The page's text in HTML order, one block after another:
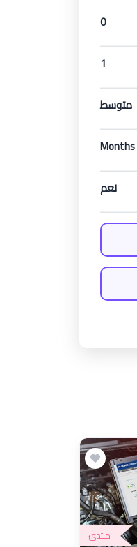
0
1
متوسط
نعم
مبتدئ